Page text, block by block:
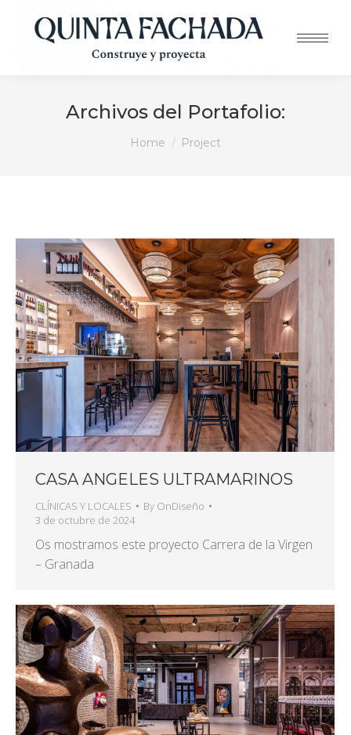
Archivos del Portafolio:
You are here:
Home Project
CASA ANGELES ULTRAMARINOS
CLÍNICAS Y LOCALES By OnDiseño
3 de octubre de 2024
Os mostramos este proyecto Carrera de la Virgen
– Granada